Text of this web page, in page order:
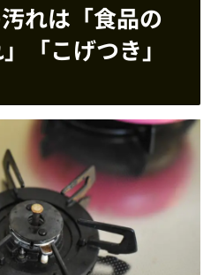
れは「食品の
「こげつき」